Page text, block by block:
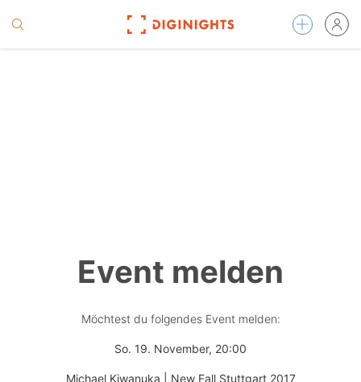
Event melden
Möchtest du folgendes Event melden:
So. 19. November, 20:00
Michael Kiwanuka | New Fall Stuttgart 2017